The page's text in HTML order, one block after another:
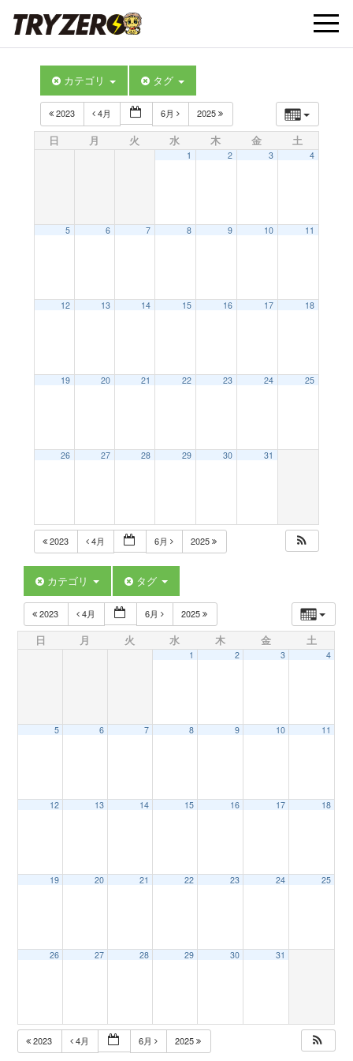
t
t
i
カテゴリ タグ
2023 4月 6月 2025
日 月 火 水 木 金 土
1 2 3 4
5 6 7 8 9 10 11
12 13 14 15 16 17 18
19 20 21 22 23 24 25
26 27 28 29 30 31
2023 4月 6月 2025
カテゴリ タグ
2023 4月 6月 2025
日 月 火 水 木 金 土
1 2 3 4
5 6 7 8 9 10 11
12 13 14 15 16 17 18
19 20 21 22 23 24 25
26 27 28 29 30 31
2023 4月 6月 2025